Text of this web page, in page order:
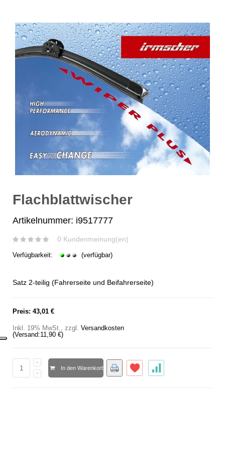
Flachblattwischer
Artikelnummer: i9517777
0 Kundenmeinung(en)
Verfügbarkeit: (verfügbar)
Satz 2-teilig (Fahrerseite und Beifahrerseite)
Preis: 43,01 €
Inkl. 19% MwSt., zzgl. Versandkosten
(Versand:11,90 €)
In den Warenkorb